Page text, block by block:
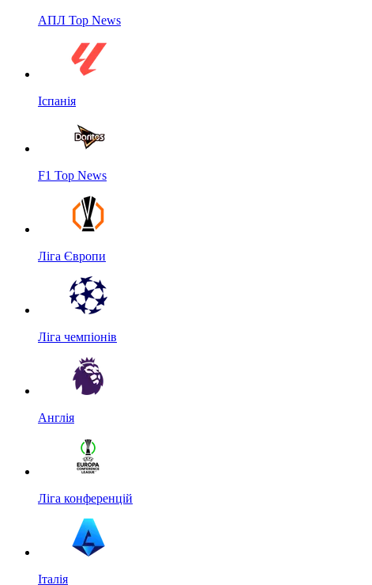
АПЛ Top News
Іспанія
F1 Top News
Ліга Європи
Ліга чемпіонів
Англія
Ліга конференцій
Італія